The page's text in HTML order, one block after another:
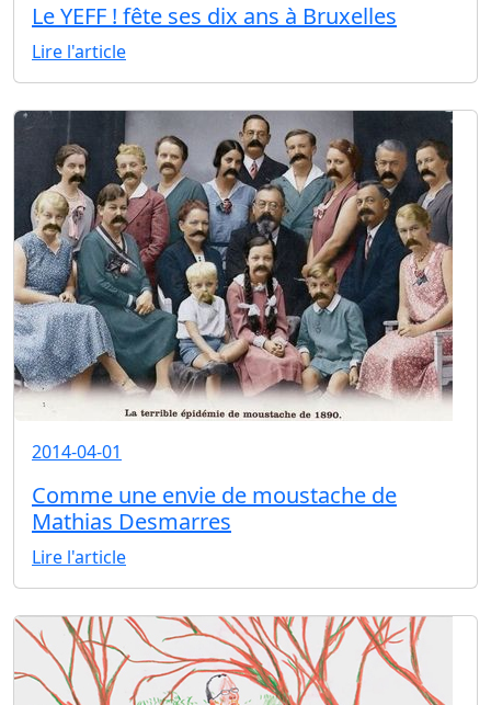
Le YEFF ! fête ses dix ans à Bruxelles
Lire l'article
2014-04-01
Comme une envie de moustache de
Mathias Desmarres
Lire l'article